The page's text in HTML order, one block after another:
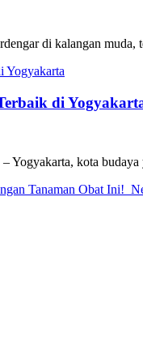
di kalangan
di
Yogyakarta, kota
Tanaman Obat Ini!